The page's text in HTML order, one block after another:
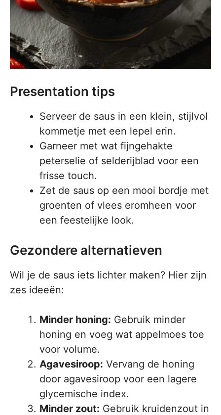
Presentation tips
Serveer de saus in een klein, stijlvol
kommetje met een lepel erin.
Garneer met wat fijngehakte
peterselie of selderijblad voor een
frisse touch.
Zet de saus op een mooi bordje met
groenten of vlees eromheen voor
een feestelijke look.
Gezondere alternatieven
Wil je de saus iets lichter maken? Hier zijn
zes ideeën:
Minder honing: Gebruik minder
honing en voeg wat appelmoes toe
voor volume.
Agavesiroop: Vervang de honing
door agavesiroop voor een lagere
glycemische index.
Minder zout: Gebruik kruidenzout in